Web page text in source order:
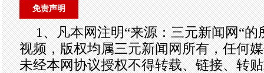
免责声明
1、凡本网注明“来源：三元新闻网“
视频，版权均属三元新闻网所有，任何
未经本网协议授权不得转载、链接、转